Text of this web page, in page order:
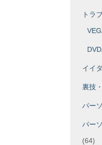
トラ
イイ
裏技
パー
パー
(64)